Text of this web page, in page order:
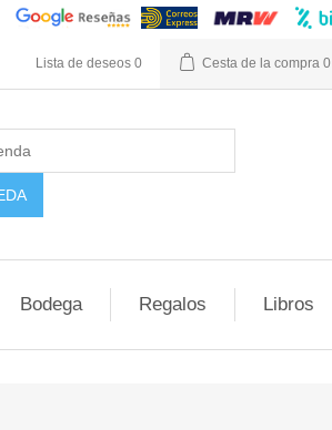
Lista de deseos 0 Cesta de la compra 0
Bodega Regalos Libros